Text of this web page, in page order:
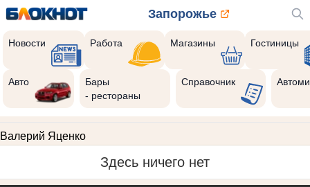
Запорожье
Новости Работа Магазины Гостиницы
Авто
Бары
- рестораны
Справочник
Валерий Яценко
Здесь ничего нет